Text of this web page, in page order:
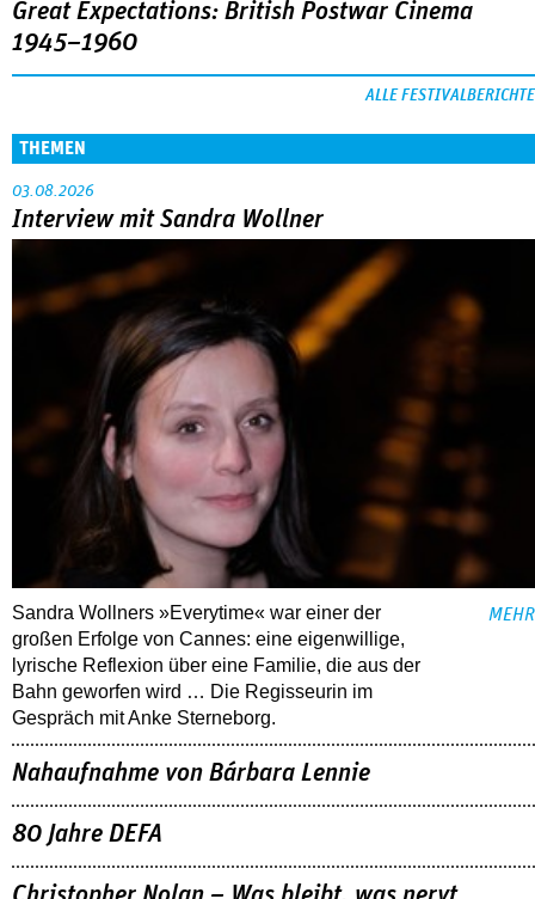
Great Expectations: British Postwar Cinema
1945–1960
ALLE FESTIVALBERICHTE
THEMEN
03.08.2026
Interview mit Sandra Wollner
Sandra Wollners »Everytime« war einer der
großen Erfolge von Cannes: eine eigenwillige,
lyrische Reflexion über eine ­Familie, die aus der
Bahn geworfen wird … Die Regisseurin im
Gespräch mit Anke Sterneborg.
MEHR
Nahaufnahme von Bárbara Lennie
80 Jahre DEFA